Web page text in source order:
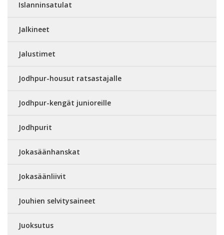
Islanninsatulat
Jalkineet
Jalustimet
Jodhpur-housut ratsastajalle
Jodhpur-kengät junioreille
Jodhpurit
Jokasäänhanskat
Jokasäänliivit
Jouhien selvitysaineet
Juoksutus